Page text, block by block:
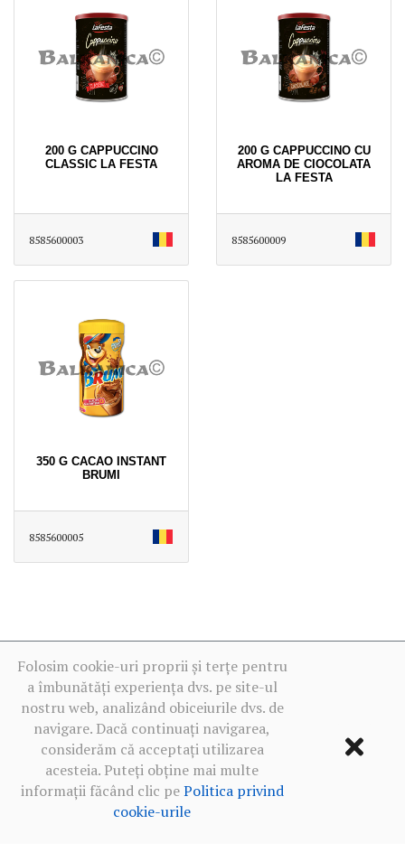
200 G CAPPUCCINO
CLASSIC LA FESTA
8585600003
200 G CAPPUCCINO CU
AROMA DE CIOCOLATA
LA FESTA
8585600009
350 G CACAO INSTANT
BRUMI
8585600005
Folosim cookie-uri proprii și terțe pentru
a îmbunătăți experiența dvs. pe site-ul
nostru web, analizând obiceiurile dvs. de
navigare. Dacă continuați navigarea,
considerăm că acceptați utilizarea
acesteia. Puteți obține mai multe
informații făcând clic pePolitica privind
cookie-urile